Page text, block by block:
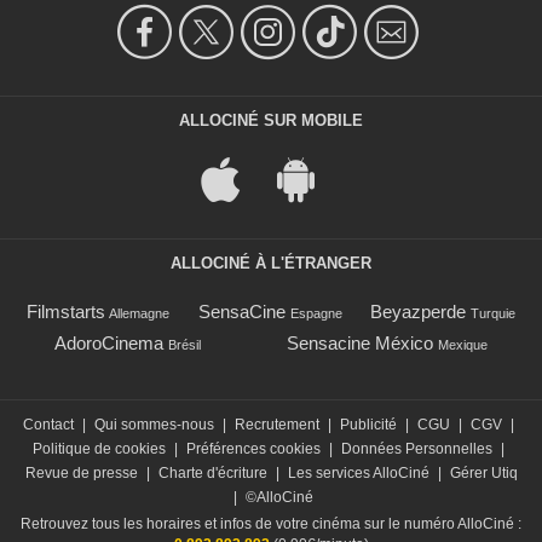
ALLOCINÉ SUR MOBILE
ALLOCINÉ À L'ÉTRANGER
Filmstarts Allemagne SensaCine Espagne Beyazperde Turquie
AdoroCinema Brésil Sensacine México Mexique
Contact Qui sommes-nous Recrutement Publicité CGU CGV
Politique de cookies
Préférences cookies Données Personnelles
Revue de presse
Charte d'écriture Les services AlloCiné
Gérer Utiq
©AlloCiné
Retrouvez tous les horaires et infos de votre cinéma sur le numéro AlloCiné :